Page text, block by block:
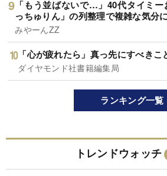
「もう並ばないで…」40代タイミ
っちゅりん」の列整理で複雑な気分
みやーんZZ
「心が疲れたら」真っ先にすべきこ
ダイヤモンド社書籍編集局
ランキング一覧
トレンドウォッチ